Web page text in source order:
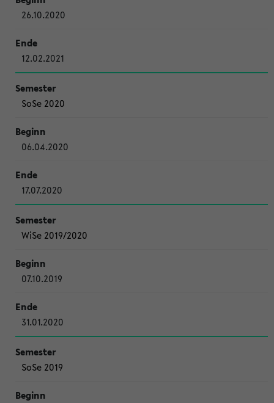
26.10.2020
12.02.2021
SoSe 2020
06.04.2020
17.07.2020
WiSe 2019/2020
07.10.2019
31.01.2020
SoSe 2019